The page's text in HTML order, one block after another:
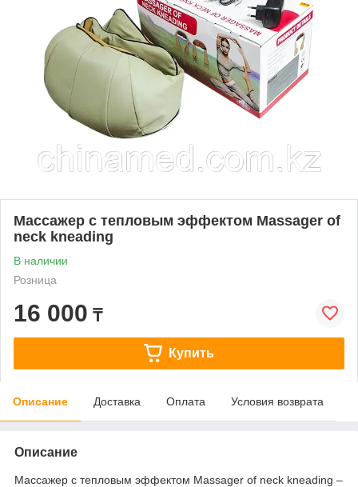
Массажер с тепловым эффектом Massager of
neck kneading
В наличии
Розница
16 000 ₸
Купить
Описание Доставка Оплата Условия возврата
Описание
Массажер с тепловым эффектом Massager of neck kneading –